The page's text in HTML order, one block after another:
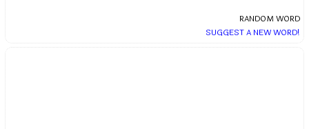
RANDOM WORD
SUGGEST A NEW WORD!